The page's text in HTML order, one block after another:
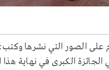
على الصور التي نشرها
الجائزة الكبرى في نهاية